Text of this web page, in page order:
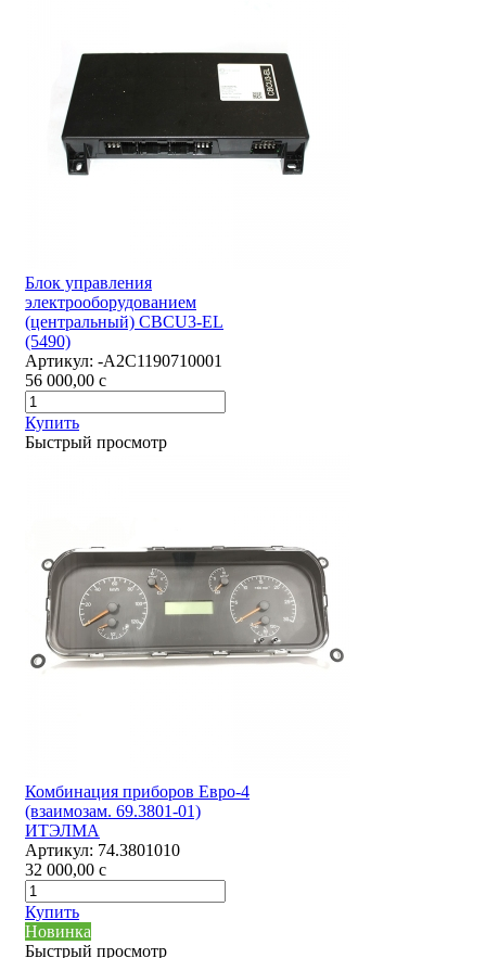
Блок управления
электрооборудованием
(центральный) CBCU3-EL
(5490)
Артикул: -А2С1190710001
56 000,00 c
Купить
Быстрый просмотр
Комбинация приборов Евро-4
(взаимозам. 69.3801-01)
ИТЭЛМА
Артикул: 74.3801010
32 000,00 c
Купить
Новинка
Быстрый просмотр